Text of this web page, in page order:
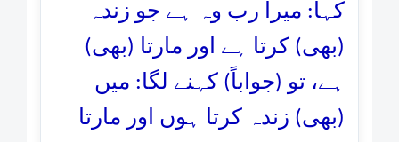
کہا: میرا رب وہ ہے جو زندہ
(بھی) کرتا ہے اور مارتا (بھی)
ہے، تو (جواباً) کہنے لگا: میں
(بھی) زندہ کرتا ہوں اور مارتا